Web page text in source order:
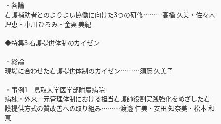
・各論
看護補助者とのよりよい協働に向けた3つの研修………高橋 久美・佐々木
理恵・中川 ひろみ・金栗 美紀
◆特集3 看護提供体制のカイゼン
・総論
現場に合わせた看護提供体制のカイゼン………須藤 久美子
・事例1 鳥取大学医学部附属病院
病棟・外来一元管理体制における担当看護師役割実践強化をめざした看
護提供方式の質改善への取り組み………渡邊 仁美・安田 知奈美・松本 和
恵